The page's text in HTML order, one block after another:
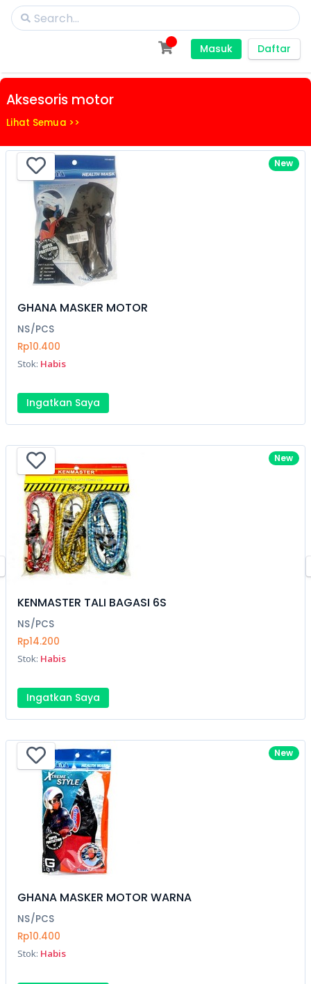
Masuk Daftar
Aksesoris motor
Lihat Semua >>
New
GHANA MASKER MOTOR
NS/PCS
Rp10.400
Stok: Habis
Ingatkan Saya
New
KENMASTER TALI BAGASI 6S
NS/PCS
Rp14.200
Stok: Habis
Ingatkan Saya
New
GHANA MASKER MOTOR WARNA
NS/PCS
Rp10.400
Stok: Habis